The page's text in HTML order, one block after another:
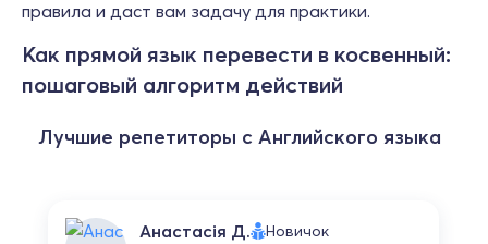
правила и даст вам задачу для практики.
Как прямой язык перевести в косвенный:
пошаговый алгоритм действий
Лучшие репетиторы с Английского языка
Анастасія Д. Новичок